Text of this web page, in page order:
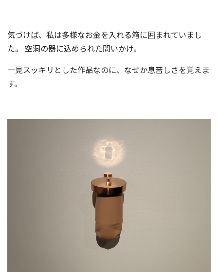
気づけば、私は多様なお金を入れる箱に囲まれていまし
た。 空洞の器に込められた問いかけ。
一見スッキリとした作品なのに、なぜか息苦しさを覚えま
す。